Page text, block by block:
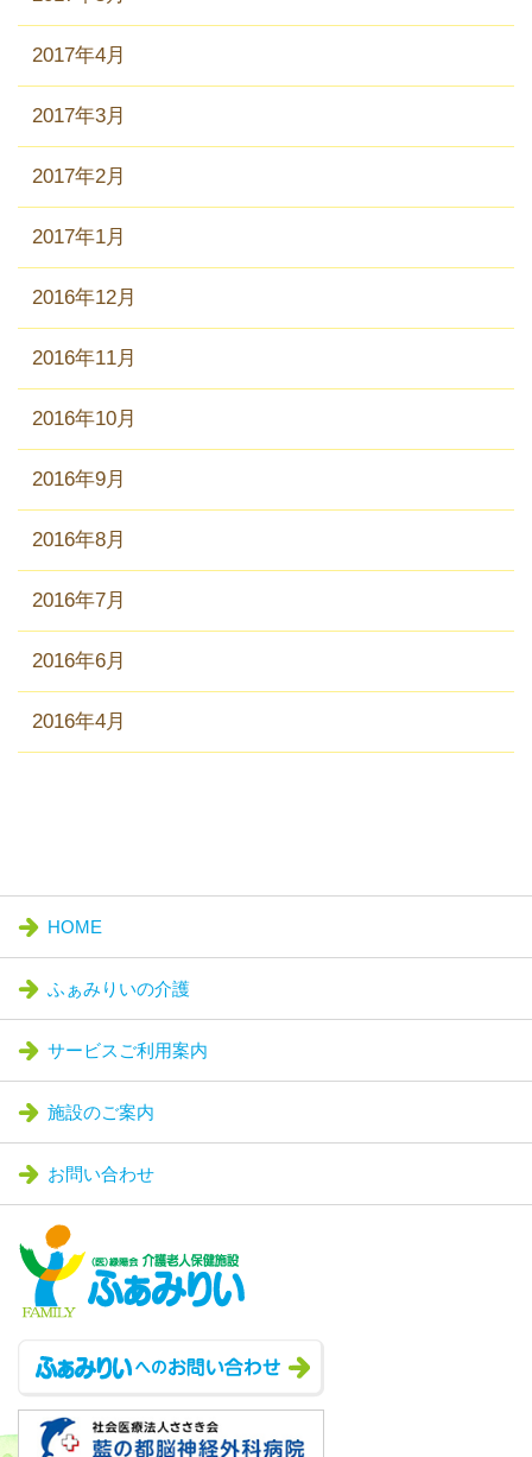
2017年4月
2017年3月
2017年2月
2017年1月
2016年12月
2016年11月
2016年10月
2016年9月
2016年8月
2016年7月
2016年6月
2016年4月
HOME
ふぁみりいの介護
サービスご利用案内
施設のご案内
お問い合わせ